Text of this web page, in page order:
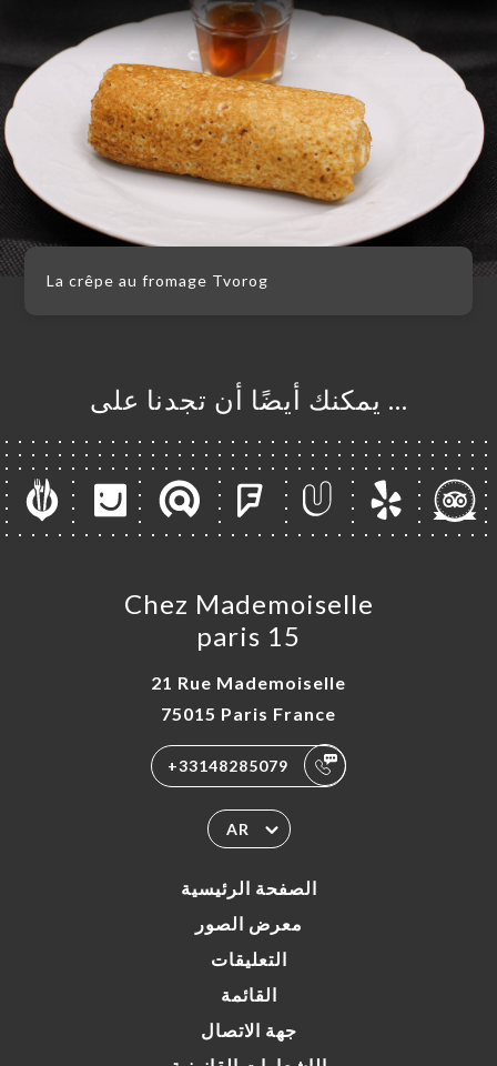
La crêpe au fromage Tvorog
… يمكنك أيضًا أن تجدنا على
Chez Mademoiselle
paris 15
21 Rue Mademoiselle
75015 Paris France
+33148285079
AR
الصفحة الرئيسية
معرض الصور
التعليقات
القائمة
جهة الاتصال